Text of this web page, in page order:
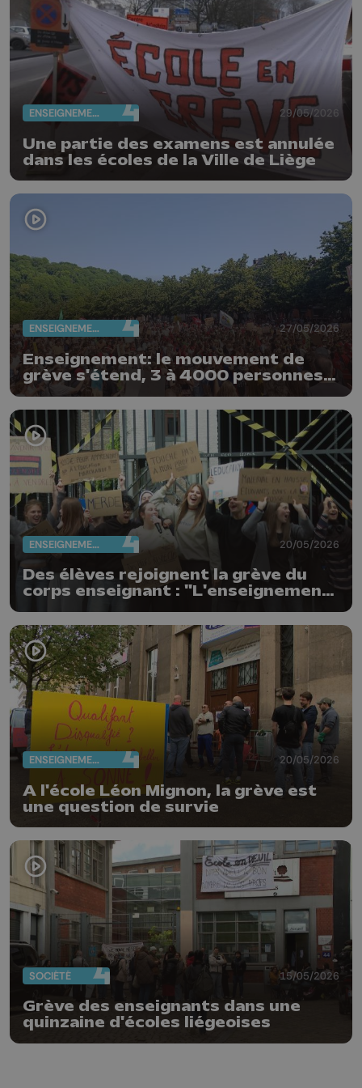
ENSEIGNEMENT 29/05/2026
Une partie des examens est annulée
dans les écoles de la Ville de Liège
ENSEIGNEMENT 27/05/2026
Enseignement: le mouvement de
grève s'étend, 3 à 4000 personnes
rassemblées ce matin à Liège
ENSEIGNEMENT 20/05/2026
Des élèves rejoignent la grève du
corps enseignant : "L'enseignement
ENSEIGNEMENT 20/05/2026
A l'école Léon Mignon, la grève est
une question de survie
SOCIÉTÉ 15/05/2026
Grève des enseignants dans une
quinzaine d'écoles liégeoises